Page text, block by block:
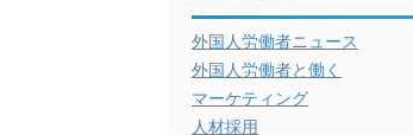
外国人労働者ニュース
外国人労働者と働く
マーケティング
人材採用